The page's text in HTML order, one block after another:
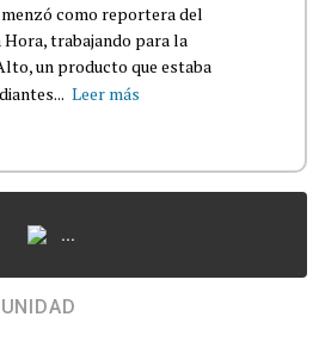
como reportera del
trabajando para la
un producto que estaba
Leer más
...